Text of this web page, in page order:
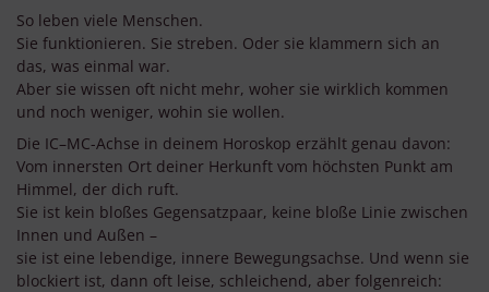
So leben viele Menschen.
Sie funktionieren. Sie streben. Oder sie klammern sich an
das, was einmal war.
Aber sie wissen oft nicht mehr, woher sie wirklich kommen
und noch weniger, wohin sie wollen.
Die IC–MC-Achse in deinem Horoskop erzählt genau davon:
Vom innersten Ort deiner Herkunft vom höchsten Punkt am
Himmel, der dich ruft.
Sie ist kein bloßes Gegensatzpaar, keine bloße Linie zwischen
Innen und Außen –
sie ist eine lebendige, innere Bewegungsachse. Und wenn sie
blockiert ist, dann oft leise, schleichend, aber folgenreich: